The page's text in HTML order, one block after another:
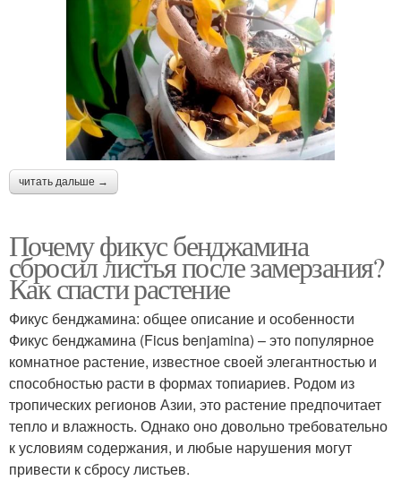
читать дальше →
Почему фикус бенджамина
сбросил листья после замерзания?
Как спасти растение
Фикус бенджамина: общее описание и особенности
Фикус бенджамина (Ficus benjamina) – это популярное
комнатное растение, известное своей элегантностью и
способностью расти в формах топиариев. Родом из
тропических регионов Азии, это растение предпочитает
тепло и влажность. Однако оно довольно требовательно
к условиям содержания, и любые нарушения могут
привести к сбросу листьев.